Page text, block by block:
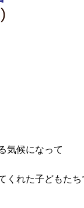
気候になって
くれた子どもたち